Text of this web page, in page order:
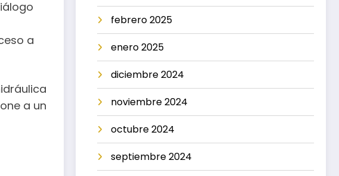
a
a un
febrero 2025
enero 2025
diciembre 2024
noviembre 2024
octubre 2024
septiembre 2024